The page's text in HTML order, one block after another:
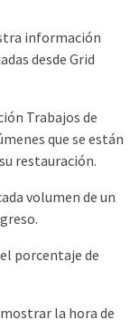
información
desde Grid
Trabajos de
que se están
restauración.
volumen de un
porcentaje de
la hora de